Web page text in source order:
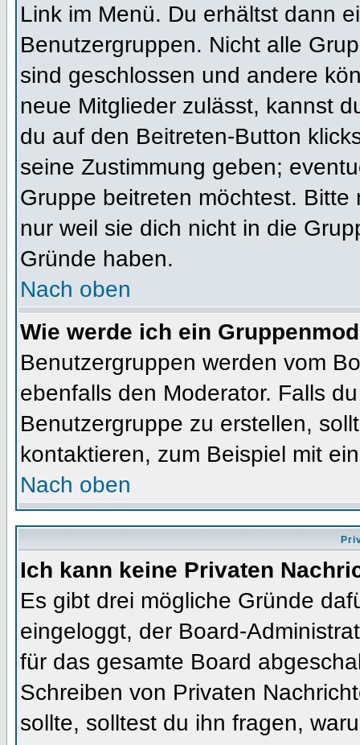
Link im Menü. Du erhältst dann
Benutzergruppen. Nicht alle
sind geschlossen und andere
neue Mitglieder zulässt, kannst
du auf den Beitreten-Button
seine Zustimmung geben;
Gruppe beitreten möchtest.
nur weil sie dich nicht in die
Gründe haben.
Nach oben
Wie werde ich ein
Benutzergruppen werden vom
ebenfalls den Moderator. Falls
Benutzergruppe zu erstellen,
kontaktieren, zum Beispiel mit
Nach oben
Ich kann keine Privaten
Es gibt drei mögliche Gründe
eingeloggt, der Board-
für das gesamte Board
Schreiben von Privaten
sollte, solltest du ihn fragen,